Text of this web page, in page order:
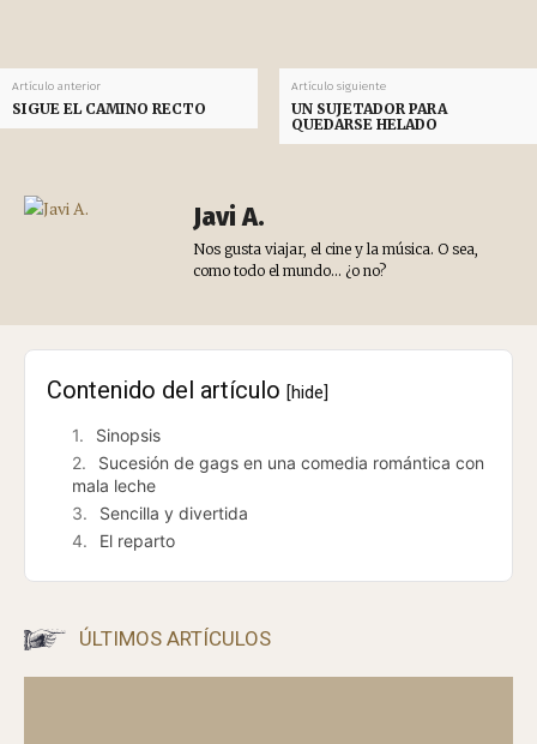
nueva york
philip seymour hoffman serendipity
trabajo
Artículo anterior
SIGUE EL CAMINO RECTO
Javi A.
como todo el mundo... ¿o no?
Contenido del artículo
Sinopsis
Sencilla y divertida
El reparto